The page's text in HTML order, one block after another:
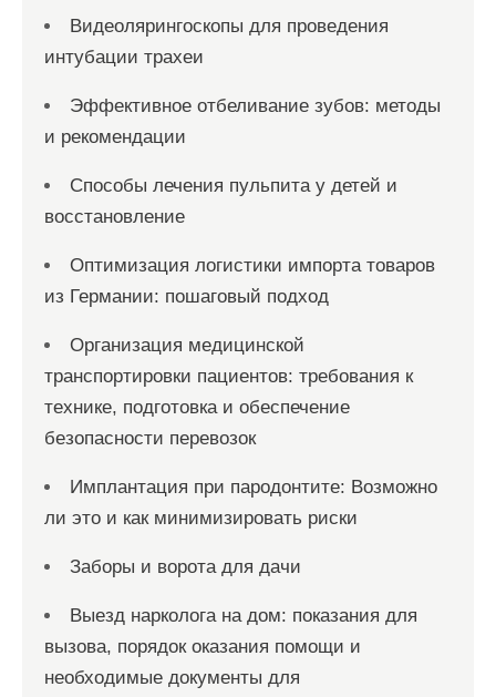
Видеолярингоскопы для проведения
интубации трахеи
Эффективное отбеливание зубов: методы
и рекомендации
Способы лечения пульпита у детей и
восстановление
Оптимизация логистики импорта товаров
из Германии: пошаговый подход
Организация медицинской
транспортировки пациентов: требования к
технике, подготовка и обеспечение
безопасности перевозок
Имплантация при пародонтите: Возможно
ли это и как минимизировать риски
Заборы и ворота для дачи
Выезд нарколога на дом: показания для
вызова, порядок оказания помощи и
необходимые документы для